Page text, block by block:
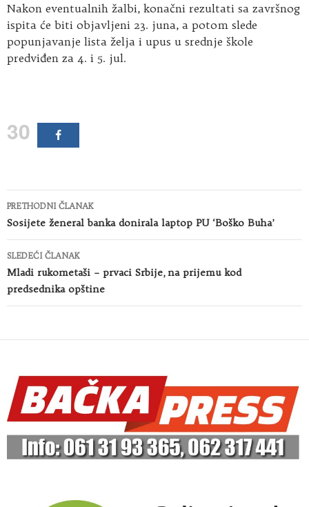
Nakon eventualnih žalbi, konačni rezultati sa završnog
ispita će biti objavljeni 23. juna, a potom slede
popunjavanje lista želja i upus u srednje škole
predviđen za 4. i 5. jul.
30
Kretanje
članaka
PRETHODNI ČLANAK
Sosijete ženeral banka donirala laptop PU ‘Boško Buha’
SLEDEĆI ČLANAK
Mladi rukometaši – prvaci Srbije, na prijemu kod
predsednika opštine